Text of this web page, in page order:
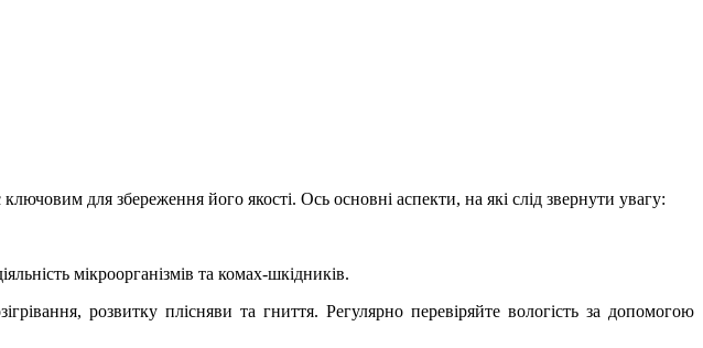
для збереження його якості. Ось основні аспекти, на які слід звернути увагу:
мікроорганізмів та комах-шкідників.
розвитку плісняви та гниття. Регулярно перевіряйте вологість за допомогою